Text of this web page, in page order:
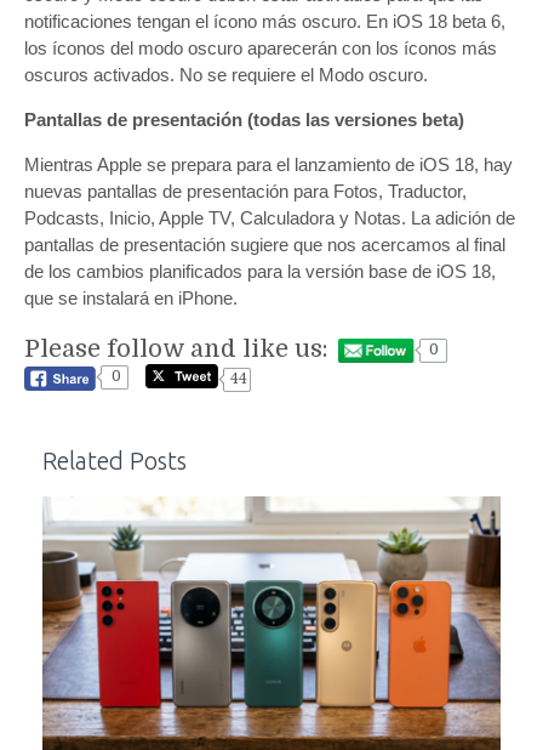
notificaciones tengan el ícono más oscuro. En ‌iOS 18‌ beta 6,
los íconos del modo oscuro aparecerán con los íconos más
oscuros activados. No se requiere el ‌Modo oscuro‌.
Pantallas de presentación (todas las versiones beta)
Mientras Apple se prepara para el lanzamiento de ‌iOS 18‌, hay
nuevas pantallas de presentación para ‌Fotos‌, Traductor,
Podcasts, Inicio, Apple TV, Calculadora y Notas. La adición de
pantallas de presentación sugiere que nos acercamos al final
de los cambios planificados para la versión base de ‌iOS 18‌,
que se instalará en iPhone.
Please follow and like us:
0
0
44
Related Posts